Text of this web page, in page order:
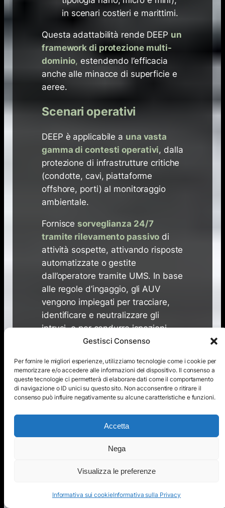
Gestisci Consenso
Per fornire le migliori esperienze, utilizziamo tecnologie come i cookie per
memorizzare e/o accedere alle informazioni del dispositivo. Il consenso a
queste tecnologie ci permetterà di elaborare dati come il comportamento
di navigazione o ID unici su questo sito. Non acconsentire o ritirare il
consenso può influire negativamente su alcune caratteristiche e funzioni.
Accetta
Nega
Visualizza le preferenze
Informativa sui cookieInformativa sulla Privacy
in scenari costieri e marittimi.
Questa adattabilità rende DEEP un
framework di protezione multi-
dominio, estendendo l’efficacia
anche alle minacce di superficie e
aeree.
Scenari operativi
DEEP è applicabile a una vasta
gamma di contesti operativi, dalla
protezione di infrastrutture critiche
(condotte, cavi, piattaforme
offshore, porti) al monitoraggio
ambientale.
Fornisce sorveglianza 24/7
tramite rilevamento passivo di
attività sospette, attivando risposte
automatizzate o gestite
dall’operatore tramite UMS. In base
alle regole d’ingaggio, gli AUV
vengono impiegati per tracciare,
identificare e neutralizzare gli
intrusi, o per condurre ispezioni
ambientali e infrastrutturali.
Oltre ai compiti di sicurezza,DEEP
supporta missioni di resilienza
ambientale : mappatura del
fondale, monitoraggio di habitat
sensibili, rilevamento di
cambiamenti morfologici e
Attraverso l’adattamento in tempo